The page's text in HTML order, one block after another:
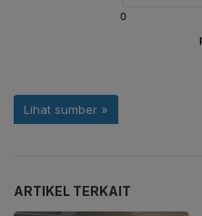
ARTIKEL TERKAIT